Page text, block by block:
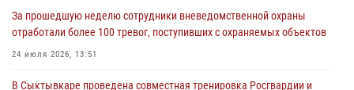
31 июля 2026, 06:57 8
В Усинске росгвардейцы оперативно отработали план «Квартал»
За прошедшую неделю сотрудники вневедомственной охраны
отработали более 100 тревог, поступивших с охраняемых объектов
24 июля 2026, 13:51
В Сыктывкаре проведена совместная тренировка Росгвардии и